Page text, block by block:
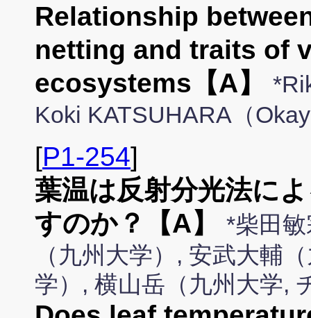
Relationship
netting and traits of
ecosystems【A】
Koki KATSUHARA（
[P1-254]
葉温は反射分光法に
すのか？【A】
*柴田
（九州大学）, 安武大輔
学）, 横山岳（九州大学,